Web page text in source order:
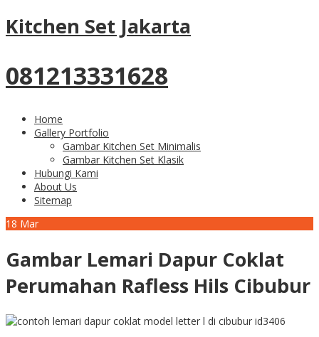
Kitchen Set Jakarta
081213331628
Home
Gallery Portfolio
Gambar Kitchen Set Minimalis
Gambar Kitchen Set Klasik
Hubungi Kami
About Us
Sitemap
18 Mar
Gambar Lemari Dapur Coklat
Perumahan Rafless Hils Cibubur